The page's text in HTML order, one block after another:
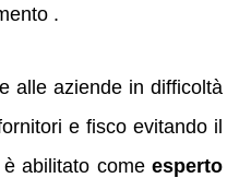
.
alle aziende in difficoltà
e fisco evitando il
è abilitato come esperto